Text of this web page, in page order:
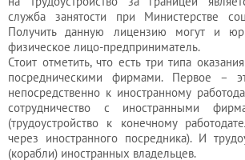
служба занятости при Министерстве
Получить данную лицензию могут и
физическое лицо-предприниматель.
Стоит отметить, что есть три типа
посредническими фирмами. Первое –
непосредственно к иностранному
сотрудничество с иностранными
(трудоустройство к конечному
через иностранного посредника). И
(корабли) иностранных владельцев.
Услуги
бухгалтера
Услуги
юриста